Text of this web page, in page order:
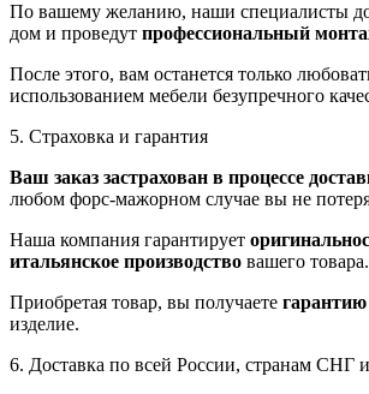
По вашему желанию, наши специалисты
дом и проведут профессиональный
После этого, вам останется только
использованием мебели безупречного
5. Страховка и гарантия
Ваш заказ застрахован в процессе
любом форс-мажорном случае вы не
Наша компания гарантирует
итальянское производство вашего товара.
Приобретая товар, вы получаете гарантию
изделие.
6. Доставка по всей России, странам СНГ